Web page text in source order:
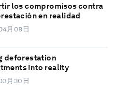
los compromisos contra
en realidad
月08日
deforestation
into reality
月30日